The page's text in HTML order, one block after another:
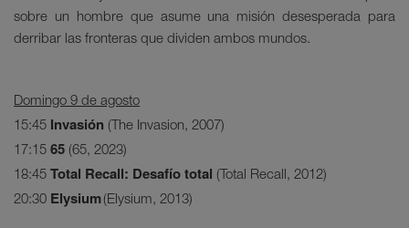
sobre un hombre que asume una misión desesperada para
derribar las fronteras que dividen ambos mundos.
Domingo 9 de agosto
15:45 Invasión (The Invasion, 2007)
17:15 65 (65, 2023)
18:45 Total Recall: Desafío total (Total Recall, 2012)
20:30 Elysium (Elysium, 2013)